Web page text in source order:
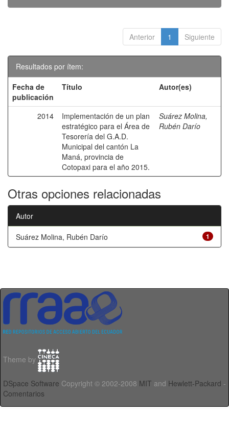
Anterior 1 Siguiente
Resultados por ítem:
Fecha de
publicación
Título Autor(es)
2014
Implementación de un plan
estratégico para el Área de
Tesorería del G.A.D.
Municipal del cantón La
Maná, provincia de
Cotopaxi para el año 2015.
Suárez Molina,
Rubén Darío
Otras opciones relacionadas
Autor
1
Suárez Molina, Rubén Darío
Theme by
DSpace Software Copyright © 2002-2008 MIT and Hewlett-Packard -
Comentarios